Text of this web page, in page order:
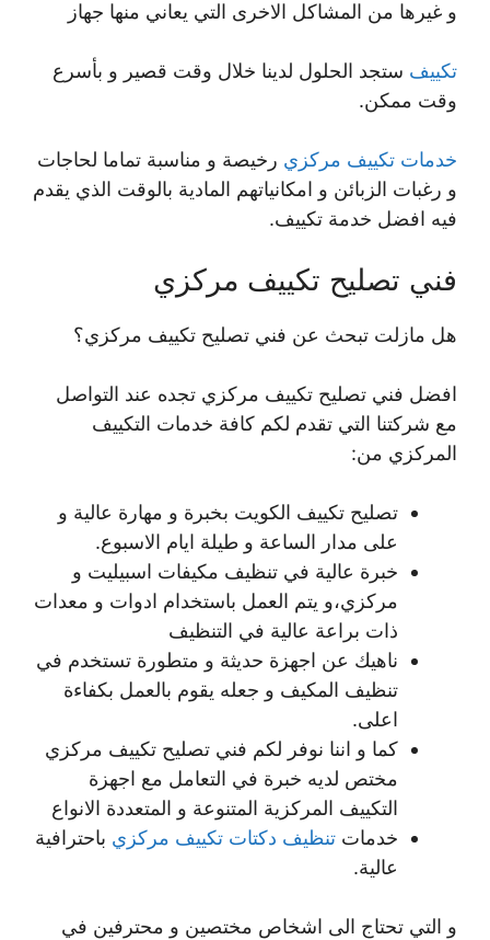
و غيرها من المشاكل الاخرى التي يعاني منها جهاز
تكييف ستجد الحلول لدينا خلال وقت قصير و بأسرع
وقت ممكن.
خدمات تكييف مركزي رخيصة و مناسبة تماما لحاجات
و رغبات الزبائن و امكانياتهم المادية بالوقت الذي يقدم
فيه افضل خدمة تكييف.
فني تصليح تكييف مركزي
هل مازلت تبحث عن فني تصليح تكييف مركزي؟
افضل فني تصليح تكييف مركزي تجده عند التواصل
مع شركتنا التي تقدم لكم كافة خدمات التكييف
المركزي من:
تصليح تكييف الكويت بخبرة و مهارة عالية و
على مدار الساعة و طيلة ايام الاسبوع.
خبرة عالية في تنظيف مكيفات اسبيليت و
مركزي،و يتم العمل باستخدام ادوات و معدات
ذات براعة عالية في التنظيف
ناهيك عن اجهزة حديثة و متطورة تستخدم في
تنظيف المكيف و جعله يقوم بالعمل بكفاءة
اعلى.
كما و اننا نوفر لكم فني تصليح تكييف مركزي
مختص لديه خبرة في التعامل مع اجهزة
التكييف المركزية المتنوعة و المتعددة الانواع
خدمات تنظيف دكتات تكييف مركزي باحترافية
عالية.
و التي تحتاج الى اشخاص مختصين و محترفين في